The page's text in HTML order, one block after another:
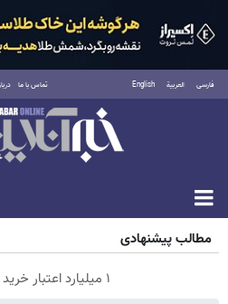
فارسی العربية English تماس با ما
شنبه ۱۷ مرداد ۱۴۰۵
مطالب پیشنهادی
۱ میلیارد اعتبار خرید طلا | بدون ضامن و چک